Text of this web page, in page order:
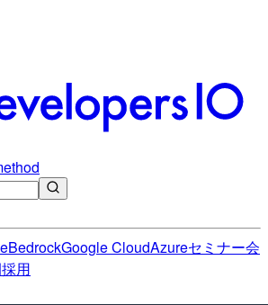
BedrockGoogle CloudAzureセミナー会
採用